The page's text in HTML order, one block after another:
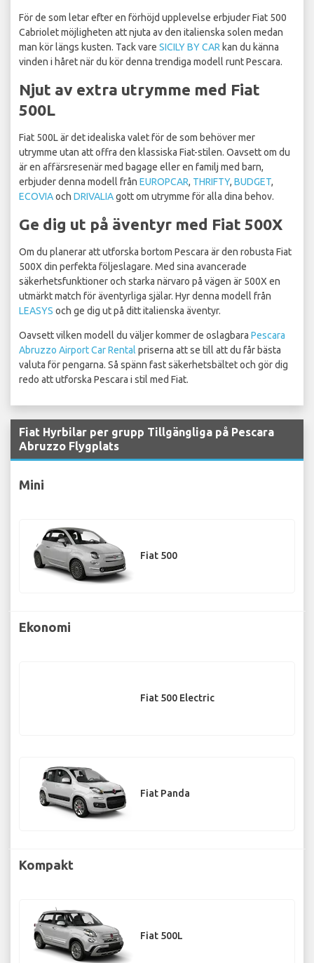
För de som letar efter en förhöjd upplevelse erbjuder Fiat 500
Cabriolet möjligheten att njuta av den italienska solen medan
man kör längs kusten. Tack vare SICILY BY CAR kan du känna
vinden i håret när du kör denna trendiga modell runt Pescara.
Njut av extra utrymme med Fiat
500L
Fiat 500L är det idealiska valet för de som behöver mer
utrymme utan att offra den klassiska Fiat-stilen. Oavsett om du
är en affärsresenär med bagage eller en familj med barn,
erbjuder denna modell från EUROPCAR, THRIFTY, BUDGET,
ECOVIAoch DRIVALIAgott om utrymme för alla dina behov.
Ge dig ut på äventyr med Fiat 500X
Om du planerar att utforska bortom Pescara är den robusta Fiat
500X din perfekta följeslagare. Med sina avancerade
säkerhetsfunktioner och starka närvaro på vägen är 500X en
utmärkt match för äventyrliga själar. Hyr denna modell från
LEASYS och ge dig ut på ditt italienska äventyr.
Oavsett vilken modell du väljer kommer de oslagbara Pescara
Abruzzo Airport Car Rental priserna att se till att du får bästa
valuta för pengarna. Så spänn fast säkerhetsbältet och gör dig
redo att utforska Pescara i stil med Fiat.
Fiat Hyrbilar per grupp Tillgängliga på Pescara
Abruzzo Flygplats
Mini
Fiat 500
Ekonomi
Fiat 500 Electric
Fiat Panda
Kompakt
Fiat 500L